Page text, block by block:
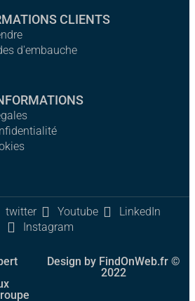
CLIENTS
d'embauche
twitter Youtube
LinkedIn
Instagram
Design by FindOnWeb.fr ©
2022